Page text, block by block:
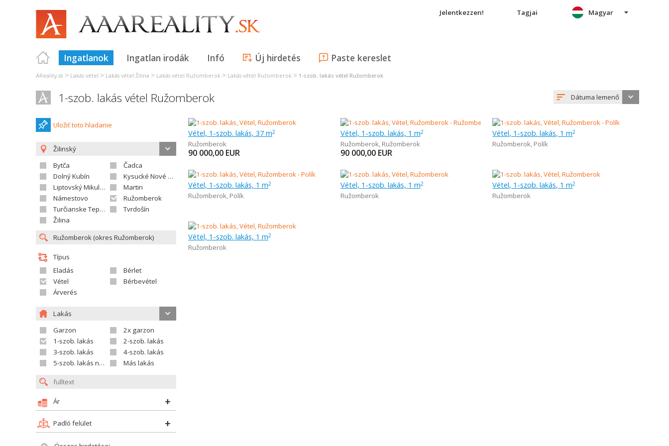
Jelentkezzen! Tagjai
Ingatlanok Ingatlan irodák Infó Új hirdetés Paste kereslet
Magyar
AReality.sk > Lakás vétel > Lakás vétel Žilina > Lakás vétel Ružomberok > Lakás vétel Ružomberok > 1-szob. lakás vétel Ružomberok
1-szob. lakás vétel Ružomberok Dátuma lemenő
Uložiť toto hladanie
Žilinský
Bytča
Čadca
Dolný Kubín
Kysucké Nové Mesto
Liptovský Mikuláš
Martin
Námestovo
Ružomberok
Turčianske Teplice
Tvrdošín
Žilina
Típus
Eladás
Bérlet
Vétel
Bérbevétel
Árverés
Lakás
Garzon
2x garzon
1-szob. lakás
2-szob. lakás
3-szob. lakás
4-szob. lakás
5-szob. lakás nagyobb
Más lakás
Ár
Padló felület
Vétel, 1-szob. lakás, 37 m2
Ružomberok
90 000,00 EUR
Vétel, 1-szob. lakás, 1 m2
Ružomberok, Ružomberok
90 000,00 EUR
Vétel, 1-szob. lakás, 1 m2
Ružomberok, Polík
Vétel, 1-szob. lakás, 1 m2
Ružomberok, Polík
Vétel, 1-szob. lakás, 1 m2
Ružomberok
Vétel, 1-szob. lakás, 1 m2
Ružomberok
Vétel, 1-szob. lakás, 1 m2
Ružomberok